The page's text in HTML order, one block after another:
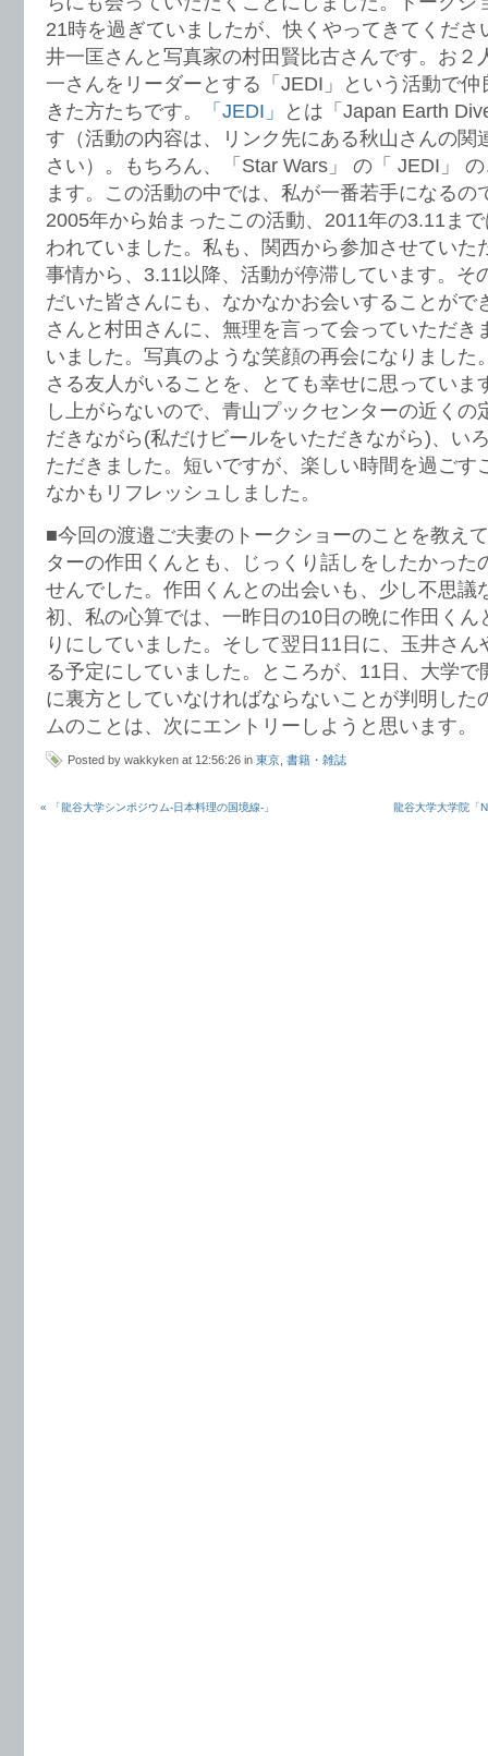
21時を過ぎていましたが、快くやってきてくださ
井一匡さんと写真家の村田賢比古さんです。お２
一さんをリーダーとする「JEDI」という活動で
きた方たちです。
「JEDI」
とは「Japan Earth
す（活動の内容は、リンク先にある秋山さんの関
さい）。もちろん、「Star Wars」 の「 JEDI」
ます。この活動の中では、私が一番若手になるの
2005年から始まったこの活動、2011年の3.11ま
われていました。私も、関西から参加させていた
事情から、3.11以降、活動が停滞しています。そ
だいた皆さんにも、なかなかお会いすることがで
さんと村田さんに、無理を言って会っていただき
いました。写真のような笑顔の再会になりました
さる友人がいることを、とても幸せに思っていま
し上がらないので、青山プックセンターの近くの
だきながら(私だけビールをいただきながら)、い
ただきました。短いですが、楽しい時間を過ごす
なかもリフレッシュしました。
■今回の渡邉ご夫妻のトークショーのことを教え
ターの作田くんとも、じっくり話しをしたかった
せんでした。作田くんとの出会いも、少し不思議
初、私の心算では、一昨日の10日の晩に作田くん
りにしていました。そして翌日11日に、玉井さ
る予定にしていました。ところが、11日、大学
に裏方としていなければならないことが判明した
ムのことは、次にエントリーしようと思います。
Posted by wakkyken at 12:56:26 in 東京 書籍・雑誌
龍谷大学大学院「
« 「龍谷大学シンポジウム-日本料理の国境線-」